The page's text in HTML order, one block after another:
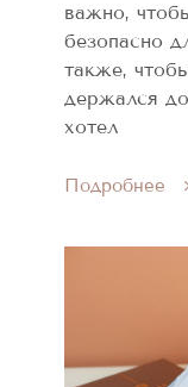
важно,
безопасно
также,
держался
хотел
Подробнее